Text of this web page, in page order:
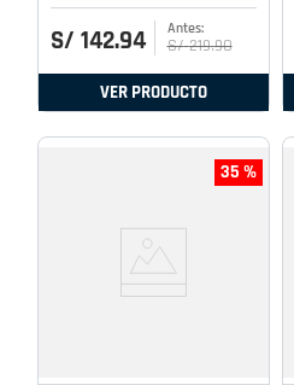
S/ 142.94 S/ 219.90
VER PRODUCTO
35 %